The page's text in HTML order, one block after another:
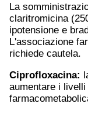
La
claritromicina
ipotensione e
L'associazione
richiede cautela.
Ciprofloxacina:
aumentare i